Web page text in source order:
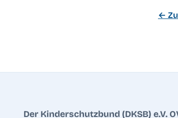
←
Der Kinderschutzbund (DKSB) e.V.